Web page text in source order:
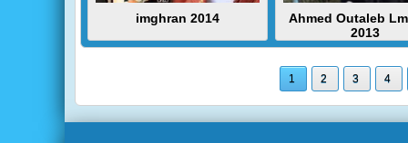
imghran 2014
Ahmed Outaleb
2013
1 2 3 4